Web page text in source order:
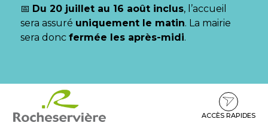
📅 Du 20 juillet au 16 août inclus, l’accueil
sera assuré uniquement le matin. La mairie
sera donc fermée les après-midi.
contenu
pied
ACCÈS RAPIDES